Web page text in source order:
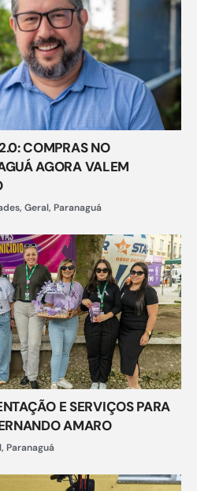
COMPRAS NO
AGORA VALEM
, Geral, Paranaguá
E SERVIÇOS PARA
AMARO
, Paranaguá